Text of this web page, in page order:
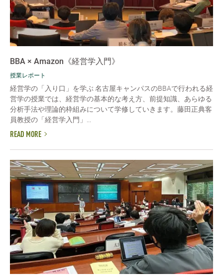
BBA × Amazon《経営学入門》
授業レポート
経営学の「入り口」を学ぶ 名古屋キャンパスのBBAで行われる経
営学の授業では、経営学の基本的な考え方、前提知識、あらゆる
分析手法や理論的枠組みについて学修していきます。藤田正典客
員教授の「経営学入門」...
READ MORE